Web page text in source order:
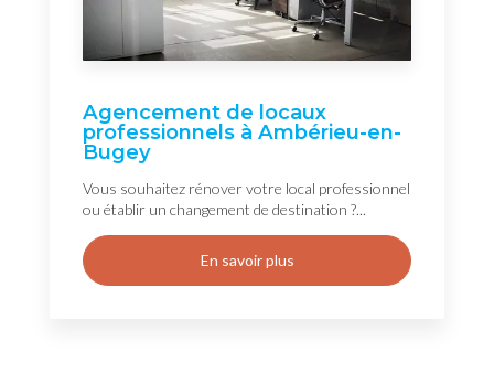
Agencement de locaux
professionnels à Ambérieu-en-
Bugey
Vous souhaitez rénover votre local professionnel
ou établir un changement de destination ?...
En savoir plus